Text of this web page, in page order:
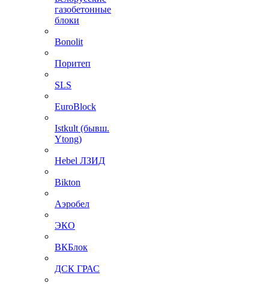
газобетонные
блоки
Bonolit
Поритеп
SLS
EuroBlock
Istkult (бывш.
Ytong)
Hebel ЛЗИД
Bikton
Аэробел
ЭКО
ВКБлок
ДСК ГРАС